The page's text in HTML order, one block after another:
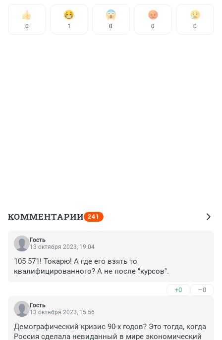
0 1 0 0 0
КОММЕНТАРИИ 241
Гость
13 октября 2023, 19:04
105 571! Токарю! А где его взять то
квалифицированного? А не после "курсов".
+0 –0
Гость
13 октября 2023, 15:56
Демографический кризис 90-х годов? Это тогда, когда
Россия сделала невиданный в мире экономический